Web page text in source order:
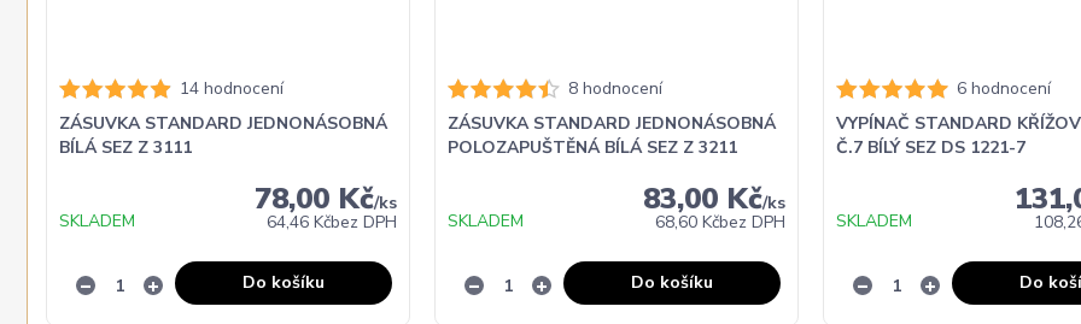
14 hodnocení
ZÁSUVKA STANDARD JEDNONÁSOBNÁ
BÍLÁ SEZ Z 3111
78,00 Kč/ks
64,46 Kčbez DPH
SKLADEM
Do košíku
8 hodnocení
ZÁSUVKA STANDARD JEDNONÁSOBNÁ
POLOZAPUŠTĚNÁ BÍLÁ SEZ Z 3211
83,00 Kč/ks
68,60 Kčbez DPH
SKLADEM
Do košíku
6 hodnocení
VYPÍNAČ STANDARD
Č.7 BÍLÝ SEZ DS 1221-7
SKLADEM
Do